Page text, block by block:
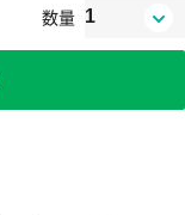
数量